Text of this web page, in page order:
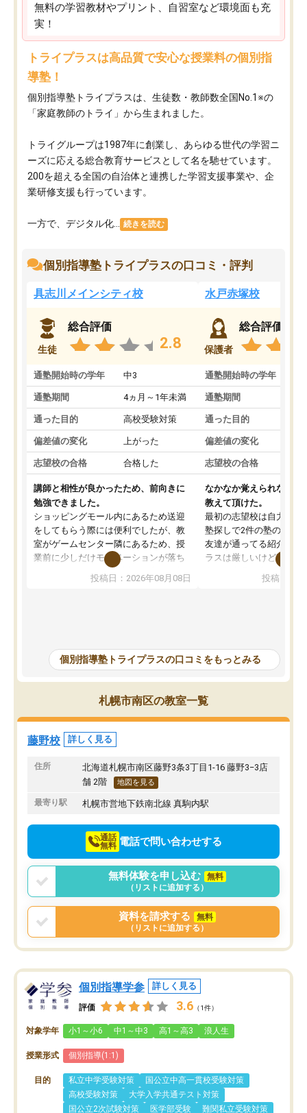
無料の学習教材やプリント、自習室など環境面も充
実！
トライプラスは高品質で安心な授業料の個別指
導塾！
個別指導塾トライプラスは、生徒数・教師数全国No.1※の
「家庭教師のトライ」から生まれました。
トライグループは1987年に創業し、あらゆる世代の学習ニ
ーズに応える総合教育サービスとして名を馳せています。
200を超える全国の自治体と連携した学習支援事業や、企
業研修支援も行っています。
一方で、デジタル化... 続きを読む
個別指導塾トライプラスの口コミ・評判
具志川メインシティ校
生徒
総合評価
2.8
通塾開始時の学年 中3
通塾期間 4ヵ月～1年未満
通った目的 高校受験対策
偏差値の変化 上がった
志望校の合格 合格した
講師と相性が良かったため、前向きに
勉強できました。
ショッピングモール内にあるため送迎
をしてもらう際には便利でしたが、教
室がゲームセンター隣にあるため、授
業前に少しだけモチベーションが落ち
ることもありました。講師の方とは相
性が良かったため、とても話しやすく
た。難しい問題では解説をより細かく
書いてくれたりと、生徒一人一人に合
った授業を考えてくれます。
投稿日：2026年08月08日
水戸赤塚校
保護者
総合評価
通塾開始時の学年
通塾期間
通った目的
偏差値の変化
志望校の合格
なかなか覚えられなかっ
教えて頂けた。
最初の志望校は自力では
塾探しで2件の塾の説明
友達が通ってる紹介で行
ラスは厳しいけど頑張れ
希望のある方に決めま
を教えて頂き出来ないこ
うになった、覚えられた
ころ見て、見捨てず教え
当に感謝しかないです。
ってしまったけどとても
方で通ってよかったと思
投稿日：
個別指導塾トライプラスの口コミをもっとみる
札幌市南区の教室一覧
藤野校 詳しく見る
住所
北海道札幌市南区藤野3条3丁目1-16 藤野3−3店
舗 2階
地図を見る
最寄り駅 札幌市営地下鉄南北線 真駒内駅
通話
無料 電話で問い合わせする
無料体験を申し込む
無料
（リストに追加する）
資料を請求する
無料
（リストに追加する）
個別指導学参 詳しく見る
評価 3.6 （1件）
対象学年 小1～小6 中1～中3 高1～高3 浪人生
授業形式 個別指導(1:1)
目的 私立中学受験対策
国公立中高一貫校受験対策
高校受験対策
大学入学共通テスト対策
国公立2次試験対策
医学部受験 難関私立受験対策